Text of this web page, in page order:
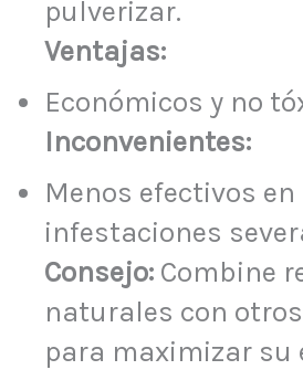
pulverizar.
Ventajas:
Económicos y no
Inconvenientes:
Menos efectivos en
infestaciones
Consejo: Combine
naturales con
para maximizar su